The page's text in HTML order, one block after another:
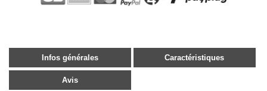
Infos générales Caractéristiques
Avis